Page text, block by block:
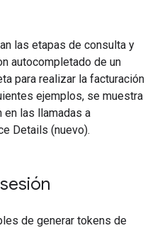
las etapas de consulta y
autocompletado de un
para realizar la facturación
ejemplos, se muestra
las llamadas a
Details (nuevo).
de generar tokens de